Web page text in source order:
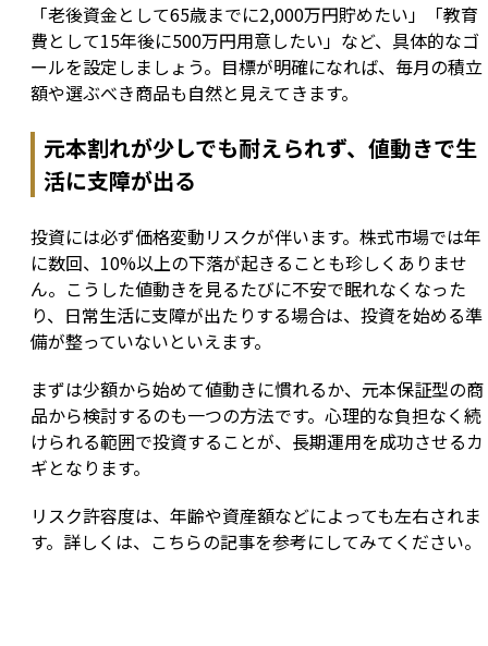
「老後資金として65歳までに2,000万円貯めたい」「教育
費として15年後に500万円用意したい」など、具体的なゴ
ールを設定しましょう。目標が明確になれば、毎月の積立
額や選ぶべき商品も自然と見えてきます。
元本割れが少しでも耐えられず、値動きで生
活に支障が出る
投資には必ず価格変動リスクが伴います。株式市場では年
に数回、10%以上の下落が起きることも珍しくありませ
ん。こうした値動きを見るたびに不安で眠れなくなった
り、日常生活に支障が出たりする場合は、投資を始める準
備が整っていないといえます。
まずは少額から始めて値動きに慣れるか、元本保証型の商
品から検討するのも一つの方法です。心理的な負担なく続
けられる範囲で投資することが、長期運用を成功させるカ
ギとなります。
リスク許容度は、年齢や資産額などによっても左右されま
す。詳しくは、こちらの記事を参考にしてみてください。